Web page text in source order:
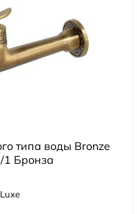
типа воды Bronze
1 Бронза